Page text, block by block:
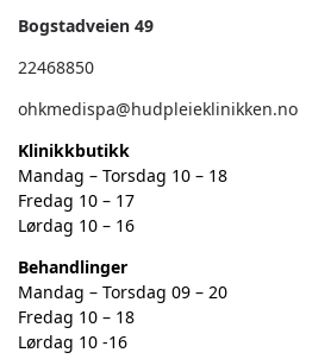
Bogstadveien 49
22468850
ohkmedispa@hudpleieklinikken.no
Klinikkbutikk
Mandag – Torsdag 10 – 18
Fredag 10 – 17
Lørdag 10 – 16
Behandlinger
Mandag – Torsdag 09 – 20
Fredag 10 – 18
Lørdag 10 -16